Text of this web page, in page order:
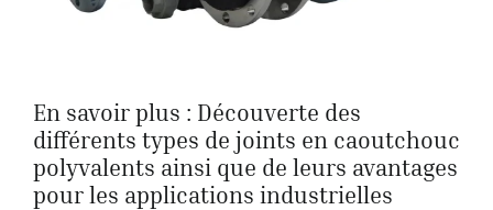
En savoir plus : Découverte des
différents types de joints en caoutchouc
polyvalents ainsi que de leurs avantages
pour les applications industrielles